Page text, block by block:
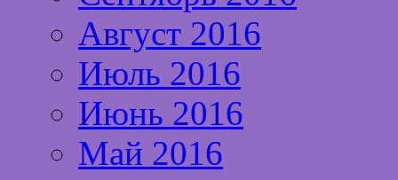
Август 2016
Июль 2016
Июнь 2016
Май 2016